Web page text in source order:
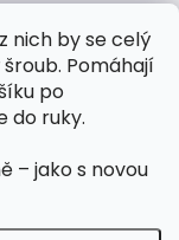
nich by se celý
Pomáhají
po
do ruky.
– jako s novou